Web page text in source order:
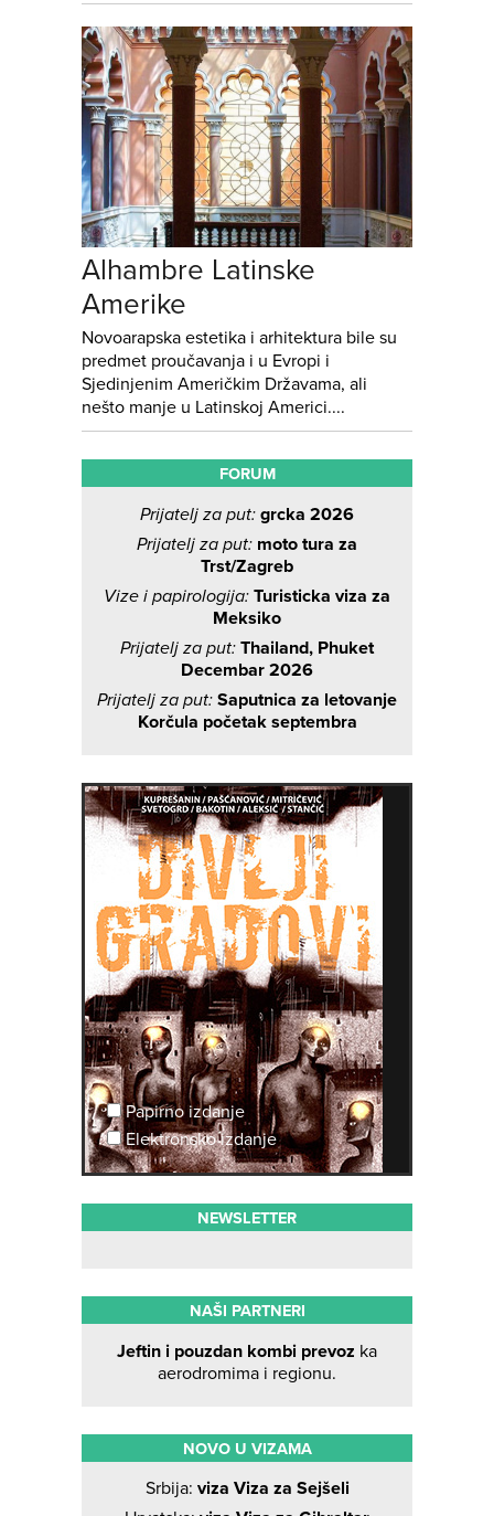
Alhambre Latinske
Amerike
Novoarapska estetika i arhitektura bile su
predmet proučavanja i u Evropi i
Sjedinjenim Američkim Državama, ali
nešto manje u Latinskoj Americi....
FORUM
Prijatelj za put: grcka 2026
Prijatelj za put: moto tura za
Trst/Zagreb
Vize i papirologija: Turisticka viza za
Meksiko
Prijatelj za put: Thailand, Phuket
Decembar 2026
Prijatelj za put: Saputnica za letovanje
Korčula početak septembra
Papirno izdanje
Elektronsko izdanje
NEWSLETTER
NAŠI PARTNERI
Jeftin i pouzdan kombi prevoz ka
aerodromima i regionu.
NOVO U VIZAMA
Srbija: viza Viza za Sejšeli